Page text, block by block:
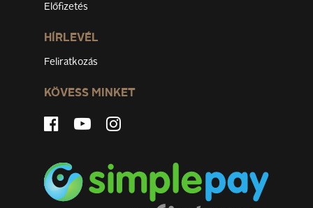
Előfizetés
HÍRLEVÉL
Feliratkozás
KÖVESS MINKET